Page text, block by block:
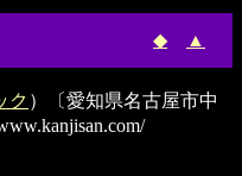
◆ ▲
ク ）〔愛知県名古屋市中